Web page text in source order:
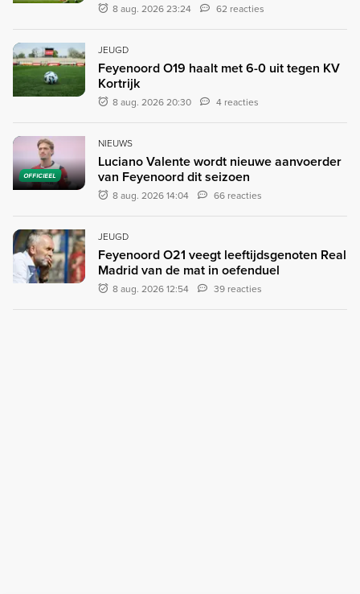
8 aug. 2026 23:24 62 reacties
JEUGD
Feyenoord O19 haalt met 6-0 uit tegen KV
Kortrijk
8 aug. 2026 20:30 4 reacties
OFFICIEEL
NIEUWS
Luciano Valente wordt nieuwe aanvoerder
van Feyenoord dit seizoen
8 aug. 2026 14:04 66 reacties
JEUGD
Feyenoord O21 veegt leeftijdsgenoten Real
Madrid van de mat in oefenduel
8 aug. 2026 12:54 39 reacties